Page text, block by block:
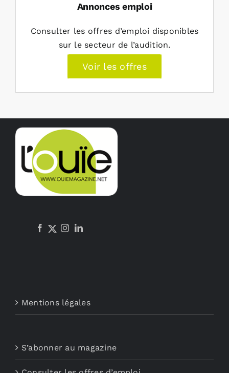
Annonces emploi
Consulter les offres d’emploi disponibles
sur le secteur de l’audition.
Voir les offres
Mentions légales
S’abonner au magazine